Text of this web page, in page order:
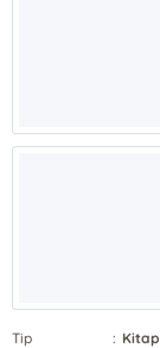
Tip : Kitap